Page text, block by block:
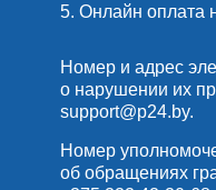
5. Онлайн оплата
Номер и адрес
о нарушении их
support@p24.by.
Номер
об обращениях